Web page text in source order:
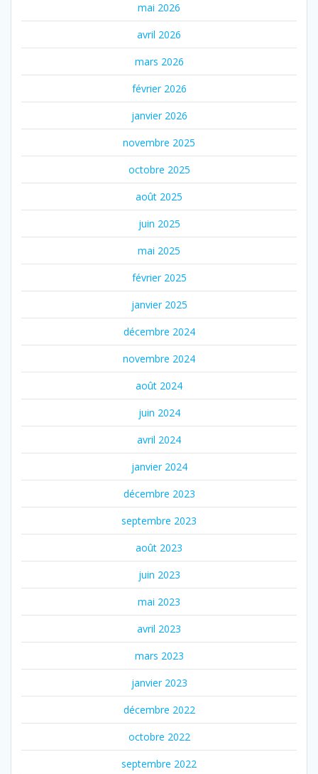
mai 2026
avril 2026
mars 2026
février 2026
janvier 2026
novembre 2025
octobre 2025
août 2025
juin 2025
mai 2025
février 2025
janvier 2025
décembre 2024
novembre 2024
août 2024
juin 2024
avril 2024
janvier 2024
décembre 2023
septembre 2023
août 2023
juin 2023
mai 2023
avril 2023
mars 2023
janvier 2023
décembre 2022
octobre 2022
septembre 2022